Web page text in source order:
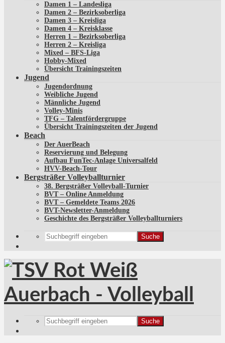
Damen 1 – Landesliga
Damen 2 – Bezirksoberliga
Damen 3 – Kreisliga
Damen 4 – Kreisklasse
Herren 1 – Bezirksoberliga
Herren 2 – Kreisliga
Mixed – BFS-Liga
Hobby-Mixed
Übersicht Trainingszeiten
Jugend
Jugendordnung
Weibliche Jugend
Männliche Jugend
Volley-Minis
TFG – Talentfördergruppe
Übersicht Trainingszeiten der Jugend
Beach
Der AuerBeach
Reservierung und Belegung
Aufbau FunTec-Anlage Universalfeld
HVV-Beach-Tour
Bergsträßer Volleyballturnier
38. Bergsträßer Volleyball-Turnier
BVT – Online Anmeldung
BVT – Gemeldete Teams 2026
BVT-Newsletter-Anmeldung
Geschichte des Bergsträßer Volleyballturniers
Suche
Suche